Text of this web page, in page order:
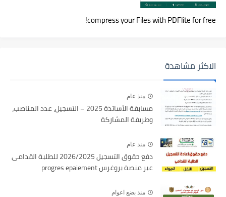
compress your Files with PDFlite for free!
الاكثر مشاهدة
منذ عام
مسابقة الأساتذة 2025 – التسجيل، عدد المناصب،
وطريقة المشاركة
منذ عام
دفع حقوق التسجيل 2026/2025 للطلبة القدامى
عبر منصة بروغرس progres epaiement
منذ بضع اعوام